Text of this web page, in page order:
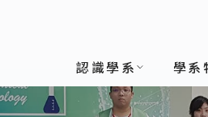
認識學系 學系